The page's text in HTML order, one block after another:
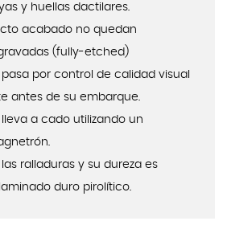
y huellas dactilares.
acabado no quedan
(fully-etched)
por control de calidad visual
antes de su embarque.
lleva a cado utilizando un
las ralladuras y su dureza es
duro pirolítico.